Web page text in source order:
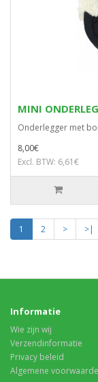
MINI
Onderlegger met
8,00€
Excl. BTW: 6,61€
1 2 >
>|
Informatie
Wie zijn wij
Verzendinformatie
Privacy beleid
Algemene